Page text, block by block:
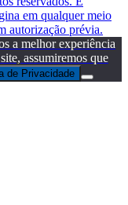
em qualquer meio
autorização prévia.
a melhor experiência
assumiremos que
de Privacidade